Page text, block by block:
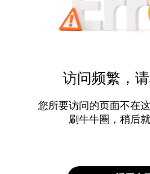
访问频繁，
您所要访问的页面不在
刷牛牛圈，稍后